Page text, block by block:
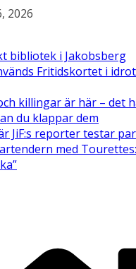
2026
bibliotek i Jakobsberg
Fritidskortet i
killingar är här – det
du klappar dem
JiF:s reporter testar
med Tourettes: